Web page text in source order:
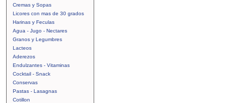
Cremas y Sopas
Licores con mas de 30 grados
Harinas y Feculas
Agua - Jugo - Nectares
Granos y Legumbres
Lacteos
Aderezos
Endulzantes - Vitaminas
Cocktail - Snack
Conservas
Pastas - Lasagnas
Cotillon